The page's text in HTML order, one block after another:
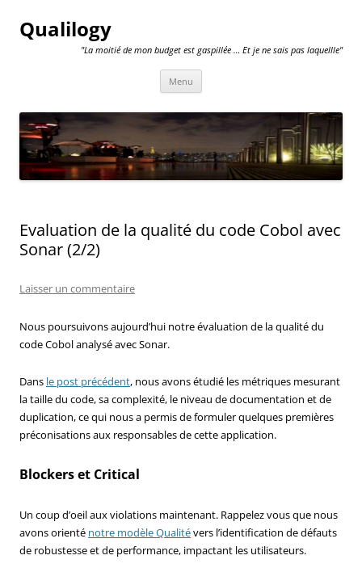
Qualilogy
"La moitié de mon budget est gaspillée … Et je ne sais pas laquellle"
Menu
Evaluation de la qualité du code Cobol avec
Sonar (2/2)
Laisser un commentaire
Nous poursuivons aujourd’hui notre évaluation de la qualité du
code Cobol analysé avec Sonar.
Dans le post précédent, nous avons étudié les métriques mesurant
la taille du code, sa complexité, le niveau de documentation et de
duplication, ce qui nous a permis de formuler quelques premières
préconisations aux responsables de cette application.
Blockers et Critical
Un coup d’oeil aux violations maintenant. Rappelez vous que nous
avons orienté notre modèle Qualitévers l’identification de défauts
de robustesse et de performance, impactant les utilisateurs.